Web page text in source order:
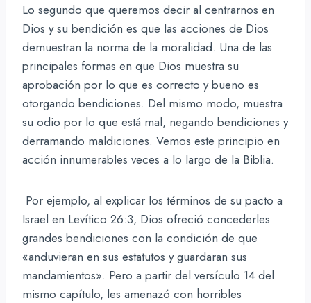
Lo segundo que queremos decir al centrarnos en
Dios y su bendición es que las acciones de Dios
demuestran la norma de la moralidad. Una de las
principales formas en que Dios muestra su
aprobación por lo que es correcto y bueno es
otorgando bendiciones. Del mismo modo, muestra
su odio por lo que está mal, negando bendiciones y
derramando maldiciones. Vemos este principio en
acción innumerables veces a lo largo de la Biblia.
Por ejemplo, al explicar los términos de su pacto a
Israel en Levítico 26:3, Dios ofreció concederles
grandes bendiciones con la condición de que
«anduvieran en sus estatutos y guardaran sus
mandamientos». Pero a partir del versículo 14 del
mismo capítulo, les amenazó con horribles